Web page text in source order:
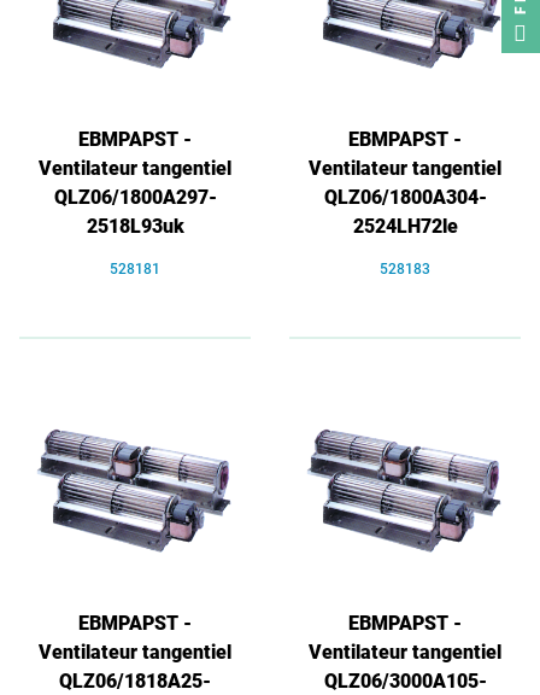
EBMPAPST -
Ventilateur tangentiel
QLZ06/1800A297-
2518L93uk
528181
EBMPAPST -
Ventilateur tangentiel
QLZ06/1800A304-
2524LH72le
528183
EBMPAPST -
Ventilateur tangentiel
QLZ06/1818A25-
EBMPAPST -
Ventilateur tangentiel
QLZ06/3000A105-